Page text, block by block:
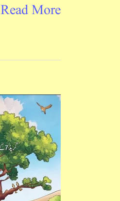
Read More »
خیال
ساتویں
جماعت